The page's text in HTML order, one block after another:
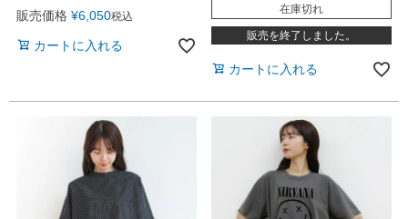
販売価格 ¥6,050税込
カートに入れる
在庫切れ
販売を終了しました。
カートに入れる